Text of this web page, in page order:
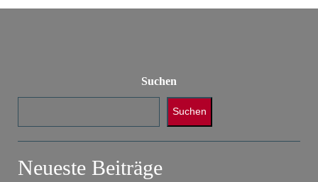
Suchen
Suchen
Neueste Beiträge